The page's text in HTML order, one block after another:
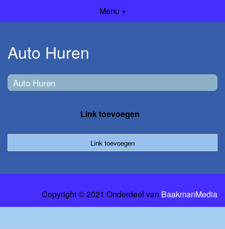
Menu +
Auto Huren
Auto Huren
Link toevoegen
Link toevoegen
Copyright © 2021 Onderdeel van BaakmanMedia